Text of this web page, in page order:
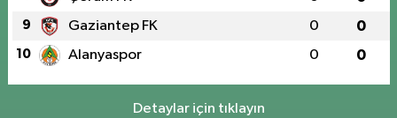
9 Gaziantep FK 0 0
10 Alanyaspor 0 0
Detaylar için tıklayın